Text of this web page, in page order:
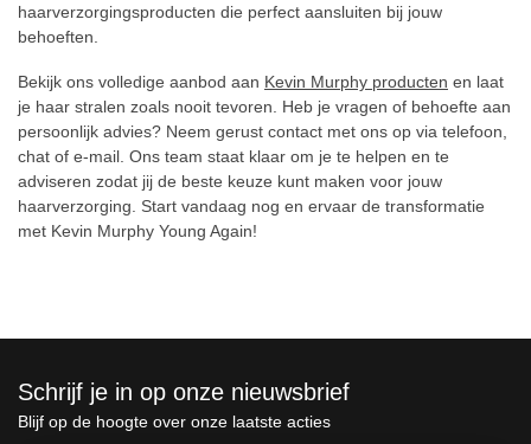
haarverzorgingsproducten die perfect aansluiten bij jouw
behoeften.
Bekijk ons volledige aanbod aan Kevin Murphy producten en laat
je haar stralen zoals nooit tevoren. Heb je vragen of behoefte aan
persoonlijk advies? Neem gerust contact met ons op via telefoon,
chat of e-mail. Ons team staat klaar om je te helpen en te
adviseren zodat jij de beste keuze kunt maken voor jouw
haarverzorging. Start vandaag nog en ervaar de transformatie
met Kevin Murphy Young Again!
Schrijf je in op onze nieuwsbrief
Blijf op de hoogte over onze laatste acties